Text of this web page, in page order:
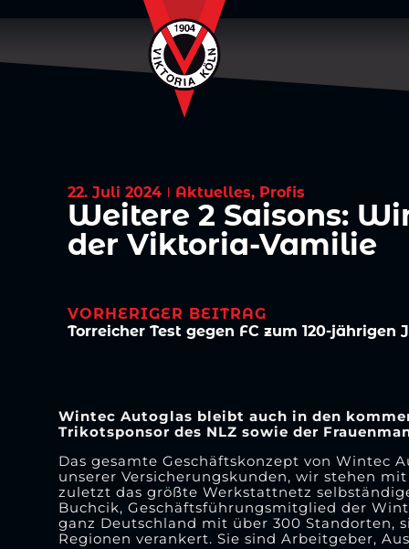
22. Juli 2024 Aktuelles, Profis
Weitere 2 Saisons:
der Viktoria-Vamilie
VORHERIGER BEITRAG
Torreicher Test gegen FC zum 120-jährigen
Wintec Autoglas bleibt auch in den
Trikotsponsor des NLZ sowie der
Das gesamte Geschäftskonzept von Wintec
unserer Versicherungskunden, wir stehen
zuletzt das größte Werkstattnetz
Buchcik, Geschäftsführungsmitglied der
ganz Deutschland mit über 300 Standorten,
Regionen verankert. Sie sind Arbeitgeber,